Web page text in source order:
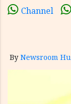
Channel
By Newsroom